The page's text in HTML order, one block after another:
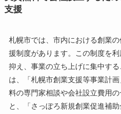
支援
札幌市では、市内における創業
援制度があります。この制度を
抑え、事業の立ち上げに集中す
は、「札幌市創業支援等事業計
料の専門家相談や会社設立費用
と、「さっぽろ新規創業促進補